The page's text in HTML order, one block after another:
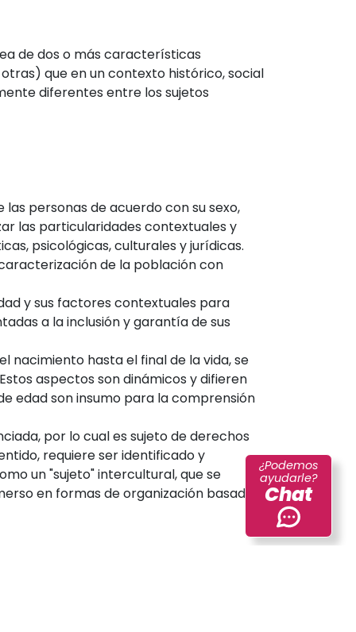
de dos o más características
que en un contexto histórico, social
diferentes entre los sujetos
personas de acuerdo con su sexo,
las particularidades contextuales y
psicológicas, culturales y jurídicas.
de la población con
y sus factores contextuales para
a la inclusión y garantía de sus
nacimiento hasta el final de la vida, se
aspectos son dinámicos y difieren
edad son insumo para la comprensión
por lo cual es sujeto de derechos
requiere ser identificado y
un "sujeto" intercultural, que se
en formas de organización basadas
¿Podemos
ayudarle?
Chat